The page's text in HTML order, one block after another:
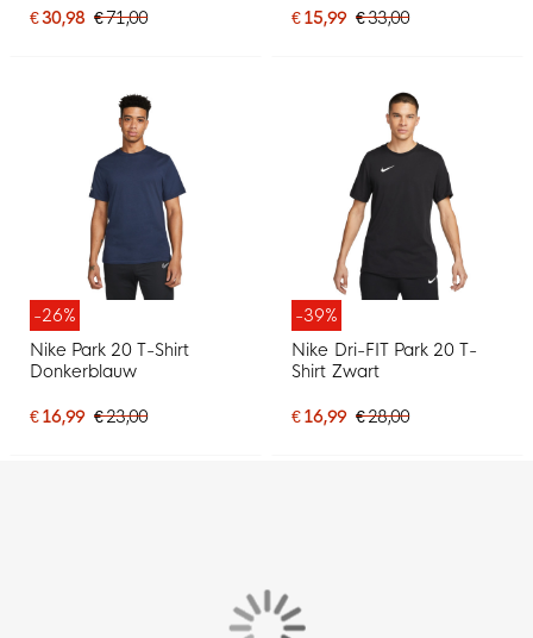
€ 30,98 € 71,00
€ 15,99 € 33,00
-26%
Nike Park 20 T-Shirt
Donkerblauw
€ 16,99 € 23,00
-39%
Nike Dri-FIT Park 20 T-
Shirt Zwart
€ 16,99 € 28,00